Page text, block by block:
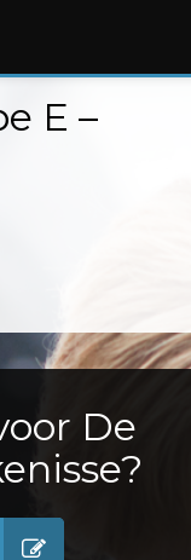
E –
De